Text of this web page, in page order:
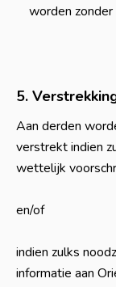
worden
5.
Aan derden
verstrekt indien
wettelijk
en/of
indien zulks
informatie aan